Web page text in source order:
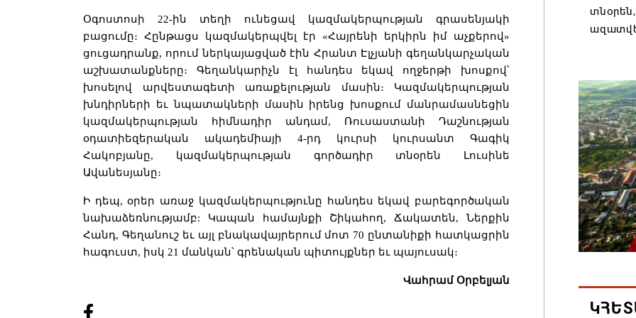
Օգոստոսի 22-ին տեղի ունեցավ կազմակերպության գրասենյակի
բացումը։ Հընթացս կազմակերպվել էր «Հայրենի երկիրն իմ աչքերով»
ցուցադրանք, որում ներկայացված էին Հրանտ Էլչյանի գեղանկարչական
աշխատանքները։ Գեղանկարիչն էլ հանդես եկավ ողջերթի խոսքով՝
խոսելով արվեստագետի առաքելության մասին։ Կազմակերպության
խնդիրների եւ նպատակների մասին իրենց խոսքում մանրամասնեցին
կազմակերպության հիմնադիր անդամ, Ռուսաստանի Դաշնության
օդատիեզերական ակադեմիայի 4-րդ կուրսի կուրսանտ Գագիկ
Հակոբյանը, կազմակերպության գործադիր տնօրեն Լուսինե
Ավանեսյանը։
Ի դեպ, օրեր առաջ կազմակերպությունը հանդես եկավ բարեգործական
նախաձեռնությամբ: Կապան համայնքի Շիկահող, Ճակատեն, Ներքին
Հանդ, Գեղանուշ եւ այլ բնակավայրերում մոտ 70 ընտանիքի հատկացրին
հագուստ, իսկ 21 մանկան՝ գրենական պիտույքներ եւ պայուսակ։
Վահրամ Օրբելյան